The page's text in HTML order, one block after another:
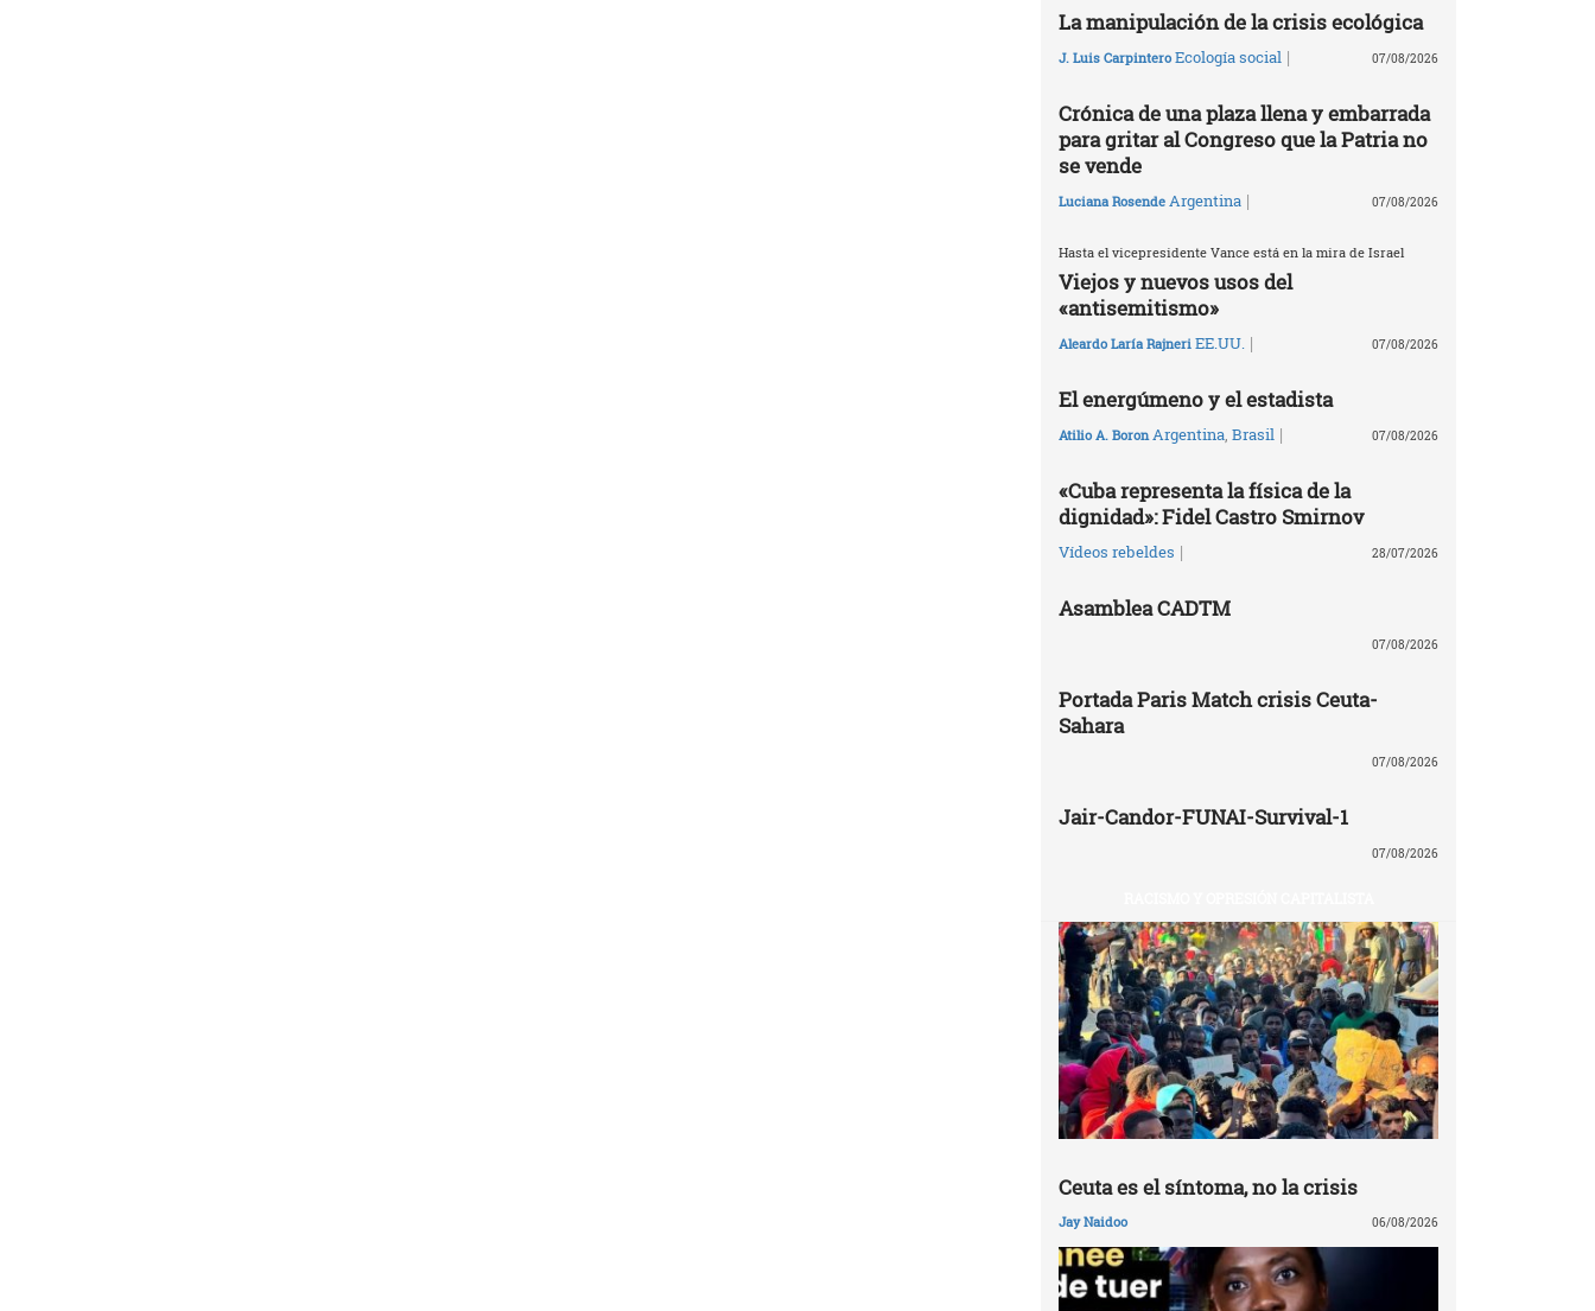
La manipulación de la crisis ecológica
J. Luis Carpintero Ecología social | 07/08/2026
Crónica de una plaza llena y embarrada
para gritar al Congreso que la Patria no
se vende
Luciana Rosende Argentina | 07/08/2026
Hasta el vicepresidente Vance está en la mira de Israel
Viejos y nuevos usos del
«antisemitismo»
Aleardo Laría Rajneri EE.UU. | 07/08/2026
El energúmeno y el estadista
Atilio A. Boron Argentina Brasil | 07/08/2026
«Cuba representa la física de la
dignidad»: Fidel Castro Smirnov
Vídeos rebeldes | 28/07/2026
Asamblea CADTM
07/08/2026
Portada Paris Match crisis Ceuta-
Sahara
07/08/2026
Jair-Candor-FUNAI-Survival-1
07/08/2026
Ceuta es el síntoma, no la crisis
Jay Naidoo 06/08/2026